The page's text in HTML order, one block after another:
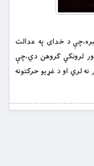
د خداى په عدالت
لرونکي ګروهن دي،چې
لري او د غړيو حرکتونه